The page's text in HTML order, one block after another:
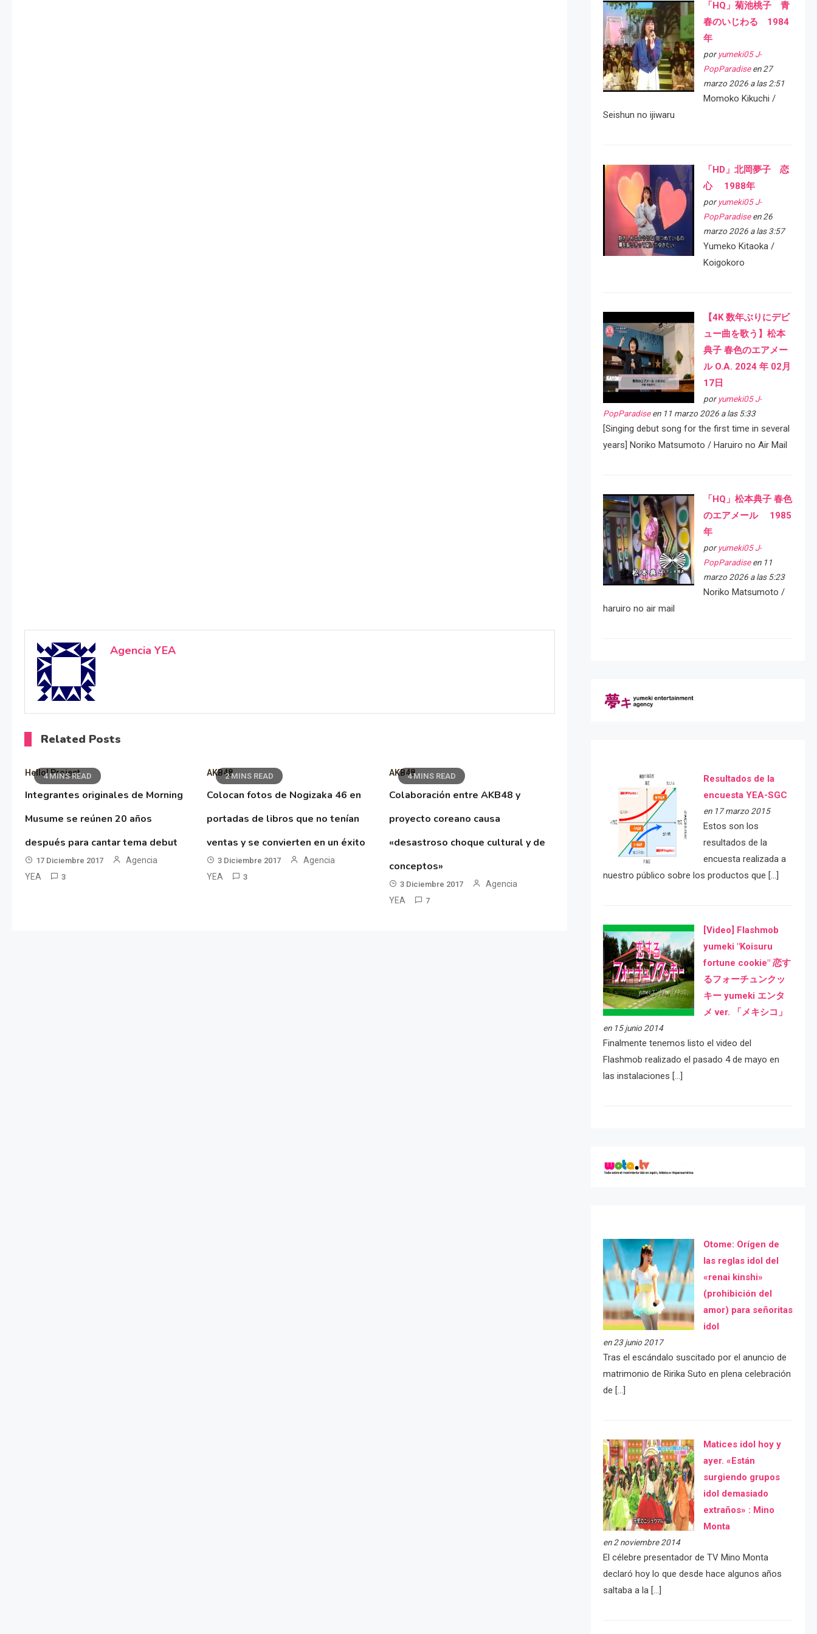
Agencia YEA
Related Posts
4 MINS READ
Hello! Project
Integrantes originales de Morning
Musume se reúnen 20 años
después para cantar tema debut
17 Diciembre 2017
Agencia
YEA
3
2 MINS READ
AKB48
Colocan fotos de Nogizaka 46 en
portadas de libros que no tenían
ventas y se convierten en un éxito
3 Diciembre 2017
Agencia
YEA
3
4 MINS READ
AKB48
Colaboración entre AKB48 y
proyecto coreano causa
«desastroso choque cultural y de
conceptos»
3 Diciembre 2017
Agencia
YEA
7
「HQ」菊池桃子 青
春のいじわる 1984
年
por yumeki05 J-
PopParadiseen 27
marzo 2026 a las 2:51
Momoko Kikuchi /
Seishun no ijiwaru
「HD」北岡夢子 恋
心 1988年
por yumeki05 J-
PopParadiseen 26
marzo 2026 a las 3:57
Yumeko Kitaoka /
Koigokoro
【4K 数年ぶりにデビ
ュー曲を歌う】松本
典子 春色のエアメー
ル O.A. 2024 年 02月
17日
por yumeki05 J-
PopParadiseen 11 marzo 2026 a las 5:33
[Singing debut song for the first time in several
years] Noriko Matsumoto / Haruiro no Air Mail
「HQ」松本典子 春色
のエアメール 1985
年
por yumeki05 J-
PopParadiseen 11
marzo 2026 a las 5:23
Noriko Matsumoto /
haruiro no air mail
Resultados de la
encuesta YEA-SGC
en 17 marzo 2015
Estos son los
resultados de la
encuesta realizada a
nuestro público sobre los productos que […]
[Video] Flashmob
yumeki "Koisuru
fortune cookie" 恋す
るフォーチュンクッ
キー yumeki エンタ
メ ver. 「メキシコ」
en 15 junio 2014
Finalmente tenemos listo el video del
Flashmob realizado el pasado 4 de mayo en
las instalaciones […]
Otome: Orígen de
las reglas idol del
«renai kinshi»
(prohibición del
amor) para señoritas
idol
en 23 junio 2017
Tras el escándalo suscitado por el anuncio de
matrimonio de Ririka Suto en plena celebración
de […]
Matices idol hoy y
ayer. «Están
surgiendo grupos
idol demasiado
extraños» : Mino
Monta
en 2 noviembre 2014
El célebre presentador de TV Mino Monta
declaró hoy lo que desde hace algunos años
saltaba a la […]